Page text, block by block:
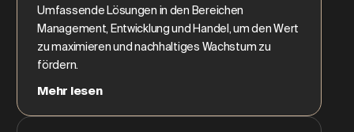
Umfassende Lösungen in den Bereichen
Management, Entwicklung und Handel, um den Wert
zu maximieren und nachhaltiges Wachstum zu
fördern.
Mehr lesen